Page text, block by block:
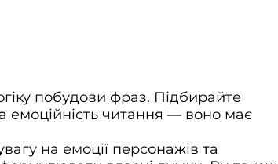
побудови фраз. Підбирайте
емоційність читання — воно має
на емоції персонажів та